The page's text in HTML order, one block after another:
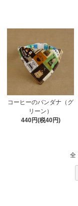
コーヒーのバンダナ（グ
リーン）
440円(税40円)
全